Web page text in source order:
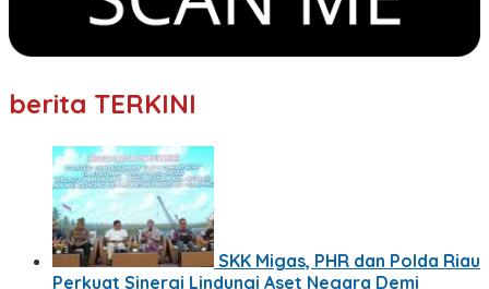
berita TERKINI
SKK Migas, PHR dan Polda Riau
Perkuat Sinergi Lindungi Aset Negara Demi